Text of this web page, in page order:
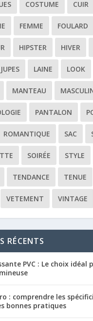
COSTUME CUIR
FEMME FOULARD
HIPSTER HIVER
JUPES LAINE LOOK
MANTEAU
PANTALON
ROMANTIQUE SAC
SOIRÉE STYLE
TENDANCE TENUE
VETEMENT VINTAGE
RÉCENTS
PVC : Le choix idéal
: comprendre les
bonnes pratiques